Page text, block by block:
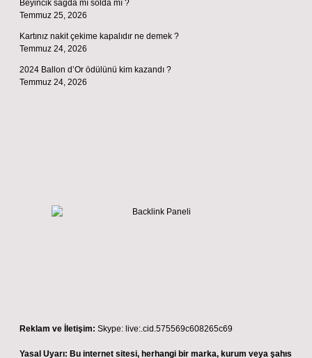
Beyincik sağda mı solda mı ?
Temmuz 25, 2026
Kartınız nakit çekime kapalıdır ne demek ?
Temmuz 24, 2026
2024 Ballon d’Or ödülünü kim kazandı ?
Temmuz 24, 2026
Reklam ve İletişim: Skype: live:.cid.575569c608265c69
Yasal Uyarı: Bu internet sitesi, herhangi bir marka, kurum veya şahıs